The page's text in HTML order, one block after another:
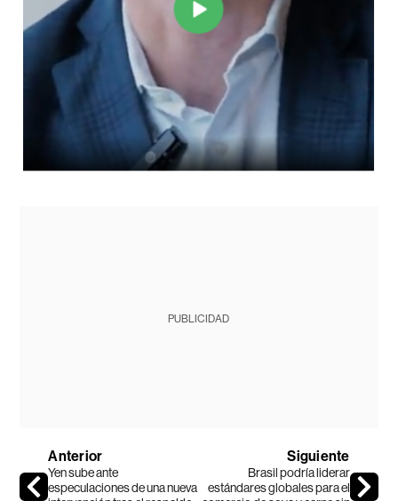
PUBLICIDAD
Anterior
Yen sube ante
especulaciones de una nueva
Siguiente
Brasil podría liderar
estándares globales para el